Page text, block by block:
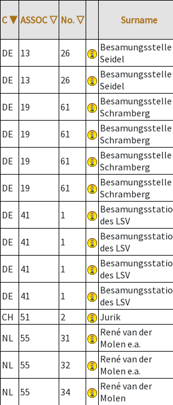
C ▼ ASSOC ▽ No. ▽ Surname
DE 13 26
Besamungsstelle
Seidel
DE 13 26
Besamungsstelle
Seidel
DE 19 61
Besamungsstelle
Schramberg
DE 19 61
Besamungsstelle
Schramberg
DE 19 61
Besamungsstelle
Schramberg
DE 19 61
Besamungsstelle
Schramberg
DE 41 1
des LSV
DE 41 1
des LSV
DE 41 1
des LSV
DE 41 1
des LSV
CH
51 2 Jurik
NL 55 31
René van der
Molen e.a.
NL 55 32
René van der
Molen e.a.
NL 55 34
René van der
Molen